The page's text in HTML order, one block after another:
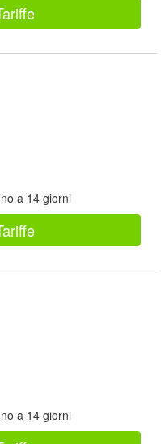
a 14 giorni
a 14 giorni